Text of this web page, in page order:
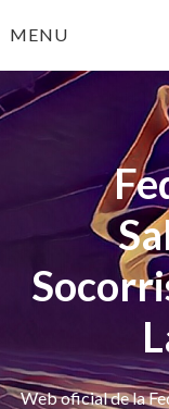
toMENU
Web oficial de la